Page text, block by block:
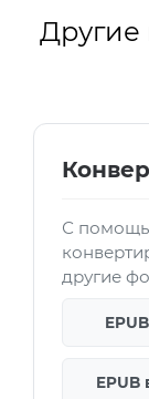
Другие
С
другие
EPUB